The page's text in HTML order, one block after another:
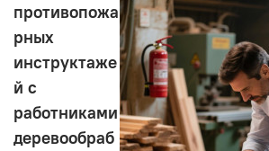
противопожа
рных
инструктаже
й с
работниками
деревообраб